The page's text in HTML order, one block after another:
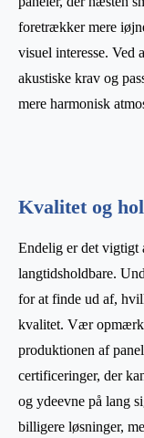
foretrækker mere
visuel interesse. Ved
akustiske krav og
mere harmonisk
Kvalitet og
Endelig er det vigtigt
langtidsholdbare.
for at finde ud af,
kvalitet. Vær
produktionen af
certificeringer, der
og ydeevne på lang
billigere løsninger,